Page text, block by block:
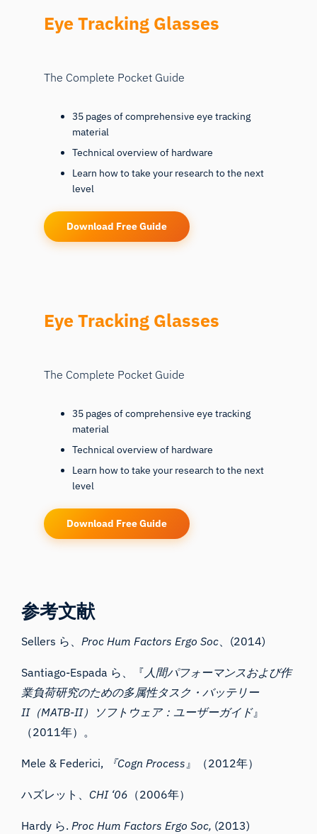
Eye Tracking Glasses
The Complete Pocket Guide
35 pages of comprehensive eye tracking
material
Technical overview of hardware
Learn how to take your research to the next
level
Download Free Guide
Eye Tracking Glasses
The Complete Pocket Guide
35 pages of comprehensive eye tracking
material
Technical overview of hardware
Learn how to take your research to the next
level
Download Free Guide
参考文献
Sellers ら、Proc Hum Factors Ergo Soc、(2014)
Santiago-Espada ら、『人間パフォーマンスおよび作
業負荷研究のための多属性タスク・バッテリー
II（MATB-II）ソフトウェア：ユーザーガイド』
（2011年）。
Mele & Federici, 『Cogn Process』（2012年）
ハズレット、CHI ‘06 （2006年）
Hardy ら.Proc Hum Factors Ergo Soc, (2013)